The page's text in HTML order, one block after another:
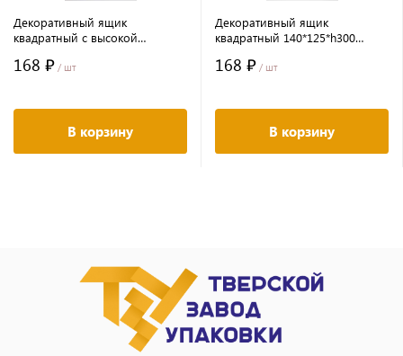
Декоративный ящик
квадратный с высокой
белый
168 ₽ / шт
В корзину
Декоративный ящик
квадратный 140*125*h300
168 ₽ / шт
В корзину